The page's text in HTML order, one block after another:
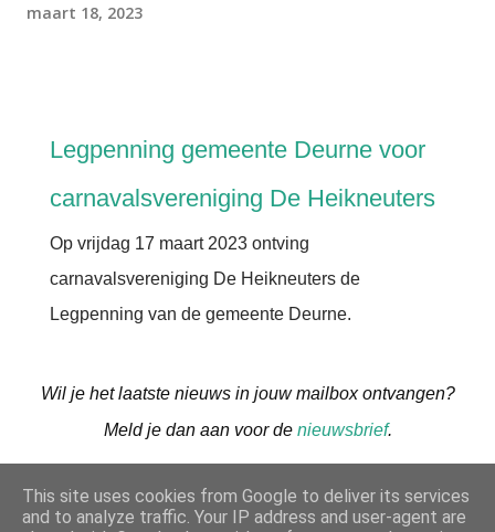
maart 18, 2023
Legpenning gemeente Deurne voor
carnavalsvereniging De Heikneuters
Op vrijdag 17 maart 2023 ontving
carnavalsvereniging De Heikneuters de
Legpenning van de gemeente Deurne.
Wil je het laatste nieuws in jouw mailbox ontvangen?
Meld je dan aan voor de nieuwsbrief.
DELEN
This site uses cookies from Google to deliver its services
and to analyze traffic. Your IP address and user-agent are